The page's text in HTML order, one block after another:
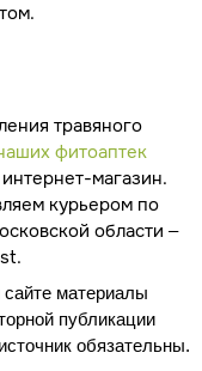
травяного
фитоаптек
магазин.
курьером по
области –
материалы
публикации
обязательны.